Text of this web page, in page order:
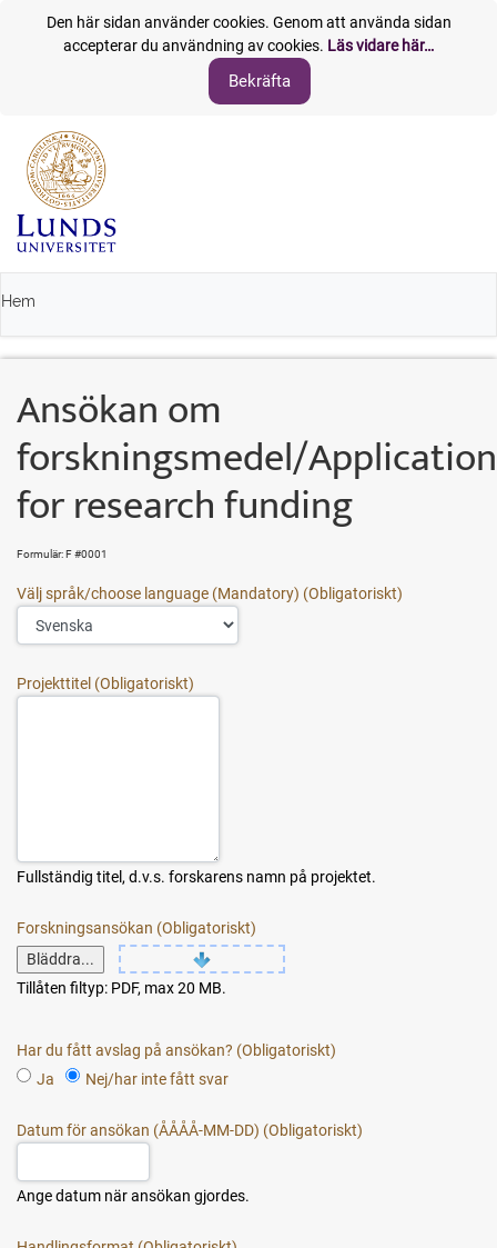
Den här sidan använder cookies. Genom att använda sidan
accepterar du användning av cookies. Läs vidare här…
Hem
Ansökan om
forskningsmedel/Application
for research funding
Formulär: F #0001
Välj språk/choose language (Mandatory)
Projekttitel
Fullständig titel, d.v.s. forskarens namn på projektet.
Forskningsansökan
Bläddra...
Tillåten filtyp: PDF, max 20 MB.
Har du fått avslag på ansökan?
Ja
Nej/har inte fått svar
Datum för ansökan (ÅÅÅÅ-MM-DD)
Ange datum när ansökan gjordes.